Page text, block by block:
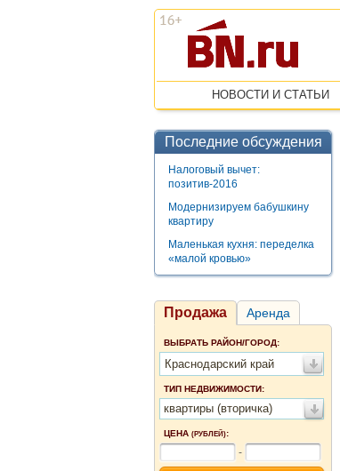
НОВОСТИ И СТАТЬИ
Последние обсуждения
Налоговый вычет:
позитив-2016
Модернизируем бабушкину
квартиру
Маленькая кухня: переделка
«малой кровью»
Продажа Аренда
ВЫБРАТЬ РАЙОН/ГОРОД:
Краснодарский край
ТИП НЕДВИЖИМОСТИ:
квартиры (вторичка)
ЦЕНА (РУБЛЕЙ):
-